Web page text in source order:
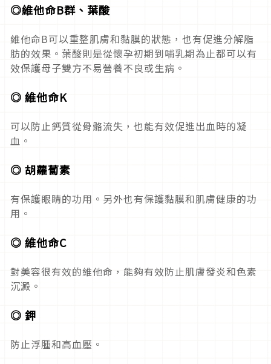
◎維他命B群、葉酸
維他命B可以重整肌膚和黏膜的狀態，也有促進分解脂
肪的效果。葉酸則是從懷孕初期到哺乳期為止都可以有
效保護母子雙方不易營養不良或生病。
◎ 維他命K
可以防止鈣質從骨骼流失，也能有效促進出血時的凝
血。
◎ 胡蘿蔔素
有保護眼睛的功用。另外也有保護黏膜和肌膚健康的功
用。
◎ 維他命C
對美容很有效的維他命，能夠有效防止肌膚發炎和色素
沉澱。
◎ 鉀
防止浮腫和高血壓。